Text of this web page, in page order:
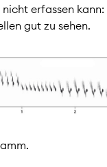
erfassen kann:
gut zu sehen.